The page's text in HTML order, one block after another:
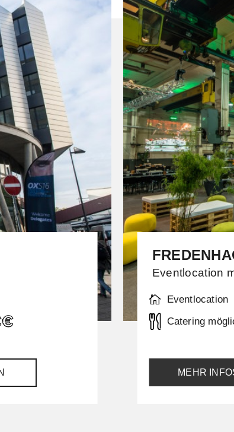
Eventlocation
Eventlocation
Catering
MEHR